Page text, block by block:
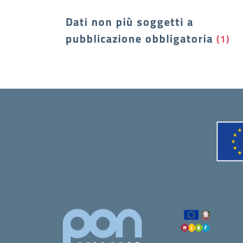
Dati non più soggetti a
pubblicazione obbligatoria (1)